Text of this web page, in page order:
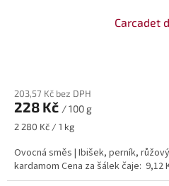
Carcadet
203,57 Kč bez DPH
228 Kč / 100 g
Měrná
2 280 Kč / 1 kg
Ovocná směs | Ibišek, perník,
kardamom Cena za šálek čaje: 9,12